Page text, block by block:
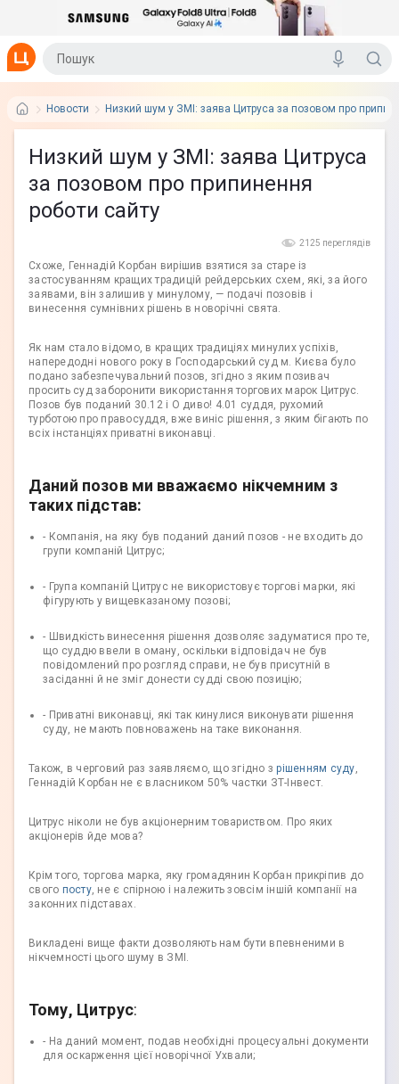
Новости Низкий шум у ЗМІ: заява Цитруса за позовом про
Низкий шум у ЗМІ: заява Цитруса
за позовом про припинення
роботи сайту
2125 переглядів
Схоже, Геннадій Корбан вирішив взятися за старе із
застосуванням кращих традицій рейдерських схем, які, за його
заявами, він залишив у минулому, — подачі позовів і
винесення сумнівних рішень в новорічні свята.
Як нам стало відомо, в кращих традиціях минулих успіхів,
напередодні нового року в Господарський суд м. Києва було
подано забезпечувальний позов, згідно з яким позивач
просить суд заборонити використання торгових марок Цитрус.
Позов був поданий 30.12 і О диво! 4.01 суддя, рухомий
турботою про правосуддя, вже виніс рішення, з яким бігають по
всіх інстанціях приватні виконавці.
Даний позов ми вважаємо нікчемним з
таких підстав:
- Компанія, на яку був поданий даний позов - не входить до
групи компаній Цитрус;
- Група компаній Цитрус не використовує торгові марки, які
фігурують у вищевказаному позові;
- Швидкість винесення рішення дозволяє задуматися про те,
що суддю ввели в оману, оскільки відповідач не був
повідомлений про розгляд справи, не був присутній в
засіданні й не зміг донести судді свою позицію;
- Приватні виконавці, які так кинулися виконувати рішення
суду, не мають повноважень на таке виконання.
Також, в черговий раз заявляємо, що згідно зрішенням суду,
Геннадій Корбан не є власником 50% частки ЗТ-Інвест.
Цитрус ніколи не був акціонерним товариством. Про яких
акціонерів йде мова?
Крім того, торгова марка, яку громадянин Корбан прикріпив до
свого посту, не є спірною і належить зовсім іншій компанії на
законних підставах.
Викладені вище факти дозволяють нам бути впевненими в
нікчемності цього шуму в ЗМІ.
Тому, Цитрус:
- На даний момент, подав необхідні процесуальні документи
для оскарження цієї новорічної Ухвали;